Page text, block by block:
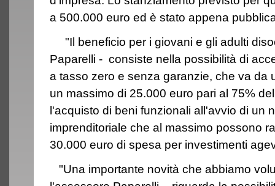
a 500.000 euro ed è stato appena
"Il beneficio per i giovani e gli adulti
Paparelli - consiste nella possibilità di
a tasso zero e senza garanzie, che va da
un massimo di 25.000 euro pari al 75%
l'acquisto di beni funzionali all'avvio di un
imprenditoriale che al massimo possono
30.000 euro di spesa per investimenti
"Una importante novità che abbiamo